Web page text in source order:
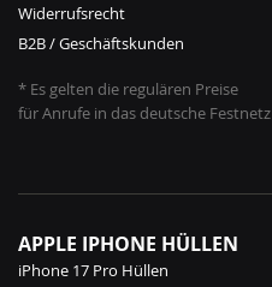
Widerrufsrecht
B2B / Geschäftskunden
* Es gelten die regulären Preise
für Anrufe in das deutsche Festnetz
APPLE IPHONE HÜLLEN
iPhone 17 Pro Hüllen